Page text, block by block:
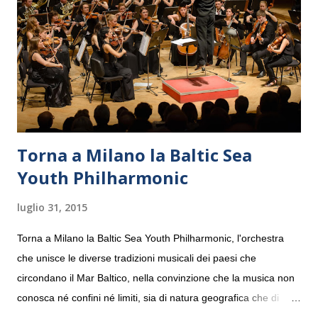
Torna a Milano la Baltic Sea
Youth Philharmonic
luglio 31, 2015
Torna a Milano la Baltic Sea Youth Philharmonic, l'orchestra
che unisce le diverse tradizioni musicali dei paesi che
circondano il Mar Baltico, nella convinzione che la musica non
conosca né confini né limiti, sia di natura geografica che di